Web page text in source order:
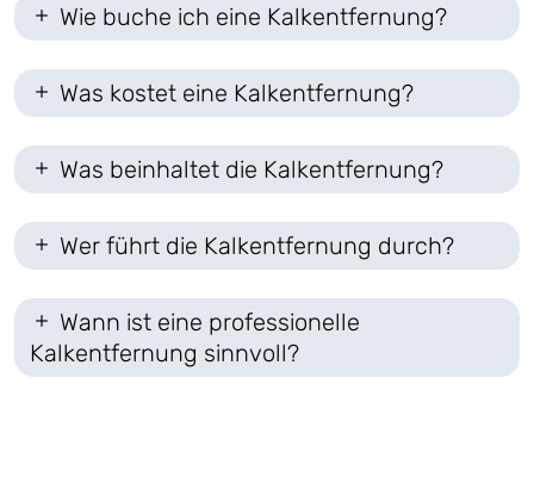
Wie buche ich eine Kalkentfernung?
Was kostet eine Kalkentfernung?
Was beinhaltet die Kalkentfernung?
Wer führt die Kalkentfernung durch?
Wann ist eine professionelle
Kalkentfernung sinnvoll?